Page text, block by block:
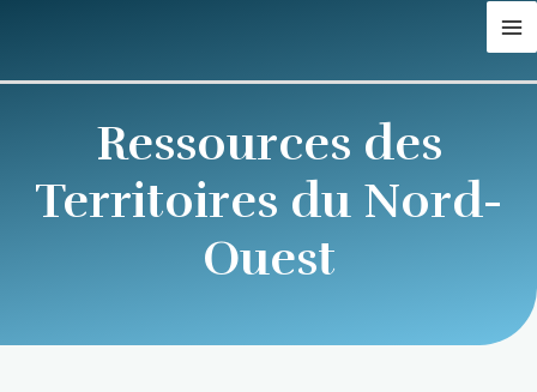
contenu
Ressources des
Territoires du Nord-
Ouest